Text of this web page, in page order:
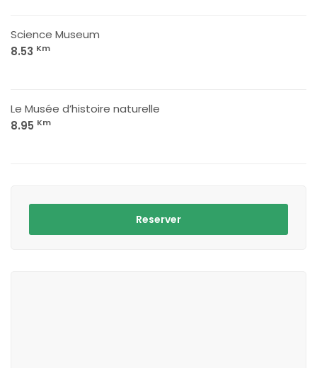
Science Museum
8.53 Km
Le Musée d’histoire naturelle
8.95 Km
Reserver